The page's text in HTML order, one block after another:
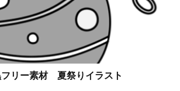
フリー素材 夏祭りイラスト